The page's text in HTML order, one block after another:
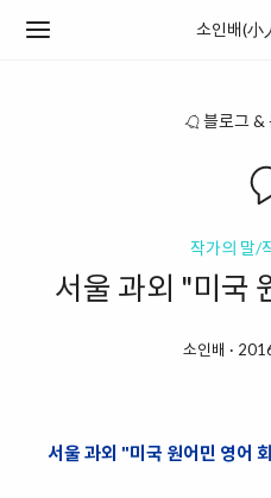
소인배(小
블로그 &
작가의 말/
서울 과외 "미국
소인배 ·
서울 과외 "미국 원어민 영어